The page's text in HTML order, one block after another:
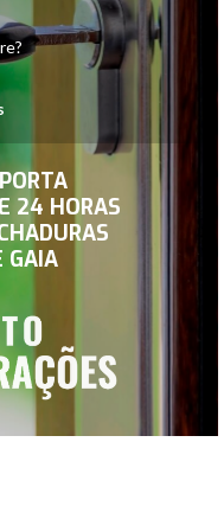
24 HORAS
GAIA